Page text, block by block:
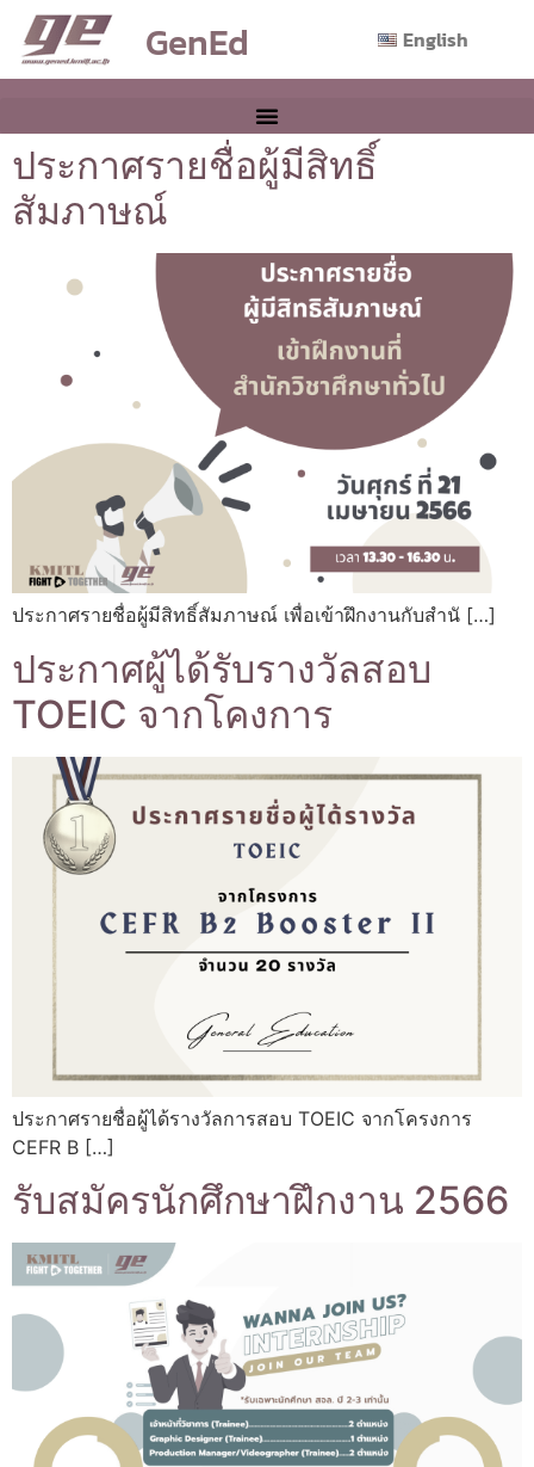
GenEd English
ประกาศรายชื่อผู้มีสิทธิ์
สัมภาษณ์
ประกาศรายชื่อผู้มีสิทธิ์สัมภาษณ์ เพื่อเข้าฝึกงานกับสำนั […]
ประกาศผู้ได้รับรางวัลสอบ
TOEIC จากโคงการ
ประกาศรายชื่อผู้ได้รางวัลการสอบ TOEIC จากโครงการ
CEFR B […]
รับสมัครนักศึกษาฝึกงาน 2566